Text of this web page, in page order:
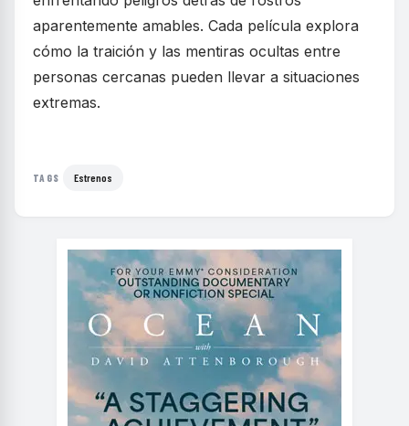
aparentemente amables. Cada película explora
cómo la traición y las mentiras ocultas entre
personas cercanas pueden llevar a situaciones
extremas.
TAGS Estrenos